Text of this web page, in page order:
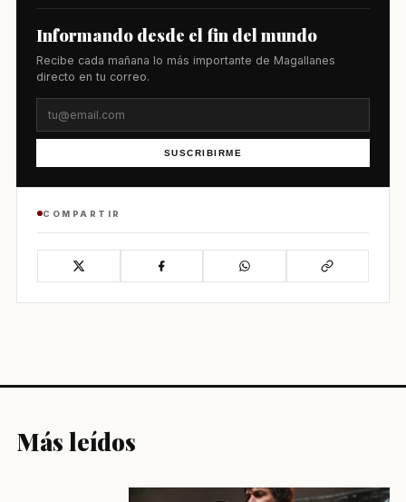
Informando desde el fin del mundo
Recibe cada mañana lo más importante de Magallanes
directo en tu correo.
SUSCRIBIRME
COMPARTIR
Más leídos